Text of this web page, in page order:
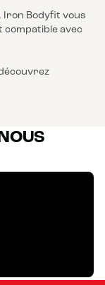
, Iron Bodyfit vous
compatible avec